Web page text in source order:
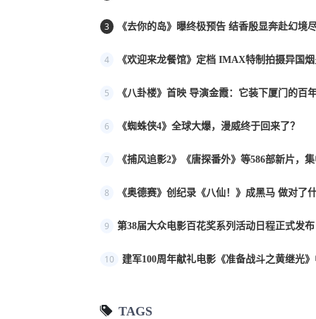
3 《去你的岛》曝终极预告 结香殷显奔赴幻境
4 《欢迎来龙餐馆》定档 IMAX特制拍摄异国
5 《八卦楼》首映 导演金霞：它装下厦门的百
6 《蜘蛛侠4》全球大爆，漫威终于回来了？
7 《捕风追影2》《唐探番外》等586部新片，
8 《奥德赛》创纪录《八仙！》成黑马 做对了
9 第38届大众电影百花奖系列活动日程正式发布
10 建军100周年献礼电影《准备战斗之黄继光
TAGS